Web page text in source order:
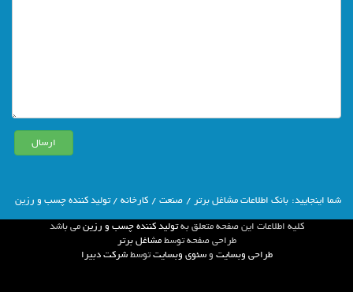
شما اينجاييد: بانك اطلاعات مشاغل برتر / صنعت / کارخانه / تولید کننده چسب و رزین
كليه اطلاعات اين صفحه متعلق بهتولید کننده چسب و رزینمي باشد
طراحي صفحه توسطمشاغل برتر
طراحی وبسایت وسئوی وبسایتتوسطشركت دبيرا